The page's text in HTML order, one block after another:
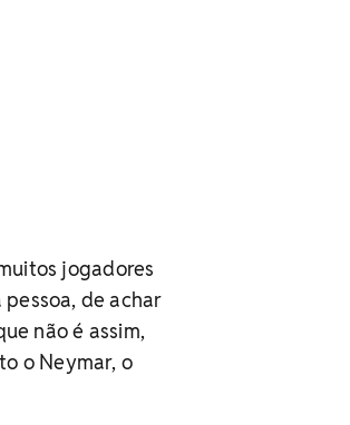
jogadores
de achar
não é assim,
o Neymar, o